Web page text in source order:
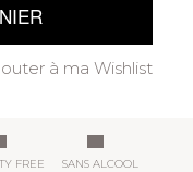
à ma Wishlist
FREE SANS ALCOOL